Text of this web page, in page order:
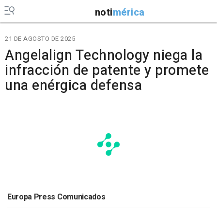
notimérica
21 DE AGOSTO DE 2025
Angelalign Technology niega la
infracción de patente y promete
una enérgica defensa
Europa Press Comunicados